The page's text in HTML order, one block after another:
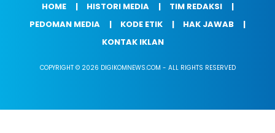
HOME HISTORI MEDIA
TIM REDAKSI
PEDOMAN MEDIA
KODE ETIK
HAK JAWAB
KONTAK IKLAN
COPYRIGHT © 2026 DIGIKOMNEWS.COM - ALL RIGHTS RESERVED